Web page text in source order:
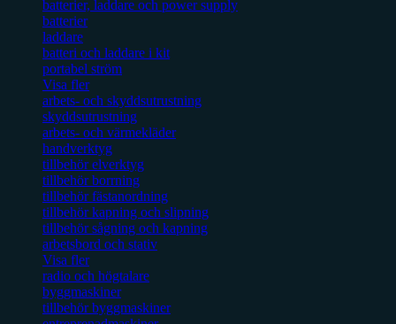
batterier, laddare och power supply
batterier
laddare
batteri och laddare i kit
portabel ström
Visa fler
arbets- och skyddsutrustning
skyddsutrustning
arbets- och värmekläder
handverktyg
tillbehör elverktyg
tillbehör borrning
tillbehör fästanordning
tillbehör kapning och slipning
tillbehör sågning och kapning
arbetsbord och stativ
Visa fler
radio och högtalare
byggmaskiner
tillbehör byggmaskiner